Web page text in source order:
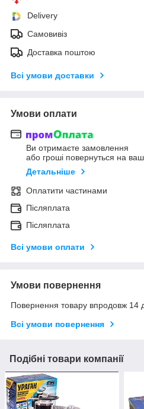
Delivery
Самовивіз
Доставка поштою
Всі умови доставки
Умови оплати
Ви отримаєте замовлення
або гроші повернуться на
Детальніше
Оплатити частинами
Післяплата
Післяплата
Всі умови оплати
Умови повернення
Повернення товару впродовж 14
Всі умови повернення
Подібні товари компанії